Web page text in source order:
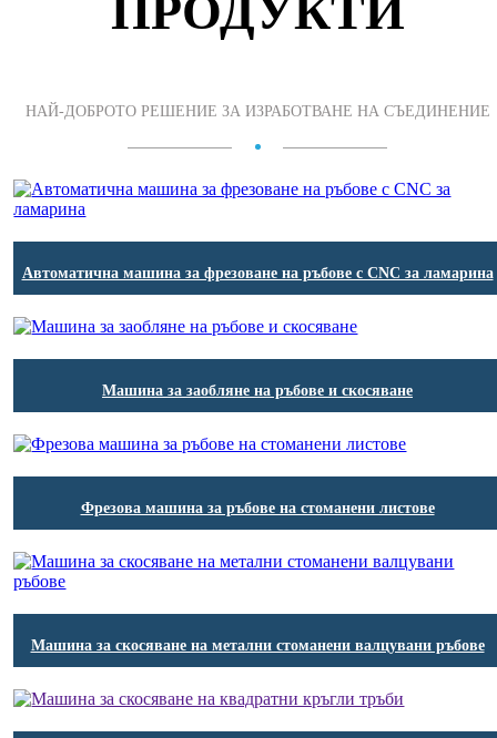
ПРОДУКТИ
НАЙ-ДОБРОТО РЕШЕНИЕ ЗА ИЗРАБОТВАНЕ НА СЪЕДИНЕНИЕ
Автоматична машина за фрезоване на ръбове с CNC за ламарина
Машина за заобляне на ръбове и скосяване
Фрезова машина за ръбове на стоманени листове
Машина за скосяване на метални стоманени валцувани ръбове